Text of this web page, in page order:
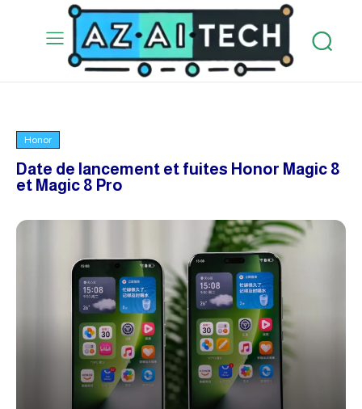
Honor
Date de lancement et fuites Honor Magic 8
et Magic 8 Pro